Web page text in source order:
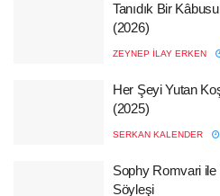
Tanıdık Bir
(2026)
ZEYNEP İLAY ERKEN
Her Şeyi Yutan
(2025)
SERKAN KALENDER
Sophy Romvari
Söyleşi